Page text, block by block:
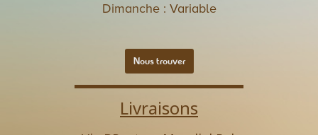
Dimanche : Variable
Nous trouver
Livraisons